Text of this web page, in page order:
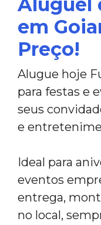
em
Preço!
Alugue hoje
para festas e
seus
e
Ideal para
eventos
entrega,
no local,